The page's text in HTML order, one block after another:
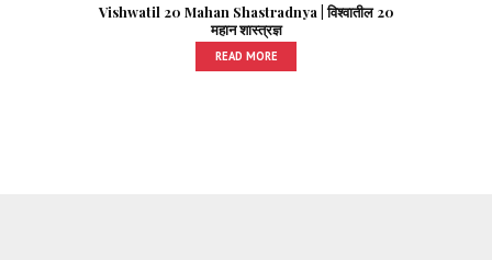
Vishwatil 20 Mahan Shastradnya | विश्वातील 20
महान शास्त्रज्ञ
READ MORE